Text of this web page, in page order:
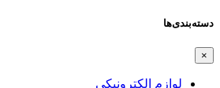
دسته‌بندی‌ها
×
لوازم الکترونیکی